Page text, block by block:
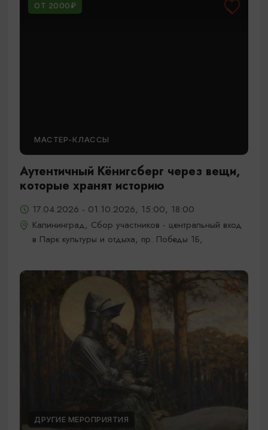
ОТ 2000₽
МАСТЕР-КЛАССЫ
Аутентичный Кёнигсберг через вещи,
которые хранят историю
17.04.2026 - 01.10.2026, 15:00, 18:00
Калининград, Сбор участников - центральный вход
в Парк культуры и отдыха, пр. Победы 1Б,
ДРУГИЕ МЕРОПРИЯТИЯ